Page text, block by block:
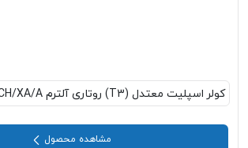
کولر اسپلیت معتدل (T3) روتاری آلترم IAC-30CH/XA/A
مشاهده محصول